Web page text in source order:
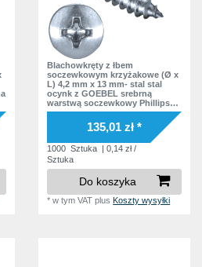
Blachowkręty z łbem
soczewkowym krzyżakowe (Ø x
L) 4,2 mm x 13 mm- stal stal
ocynk z GOEBEL srebrną
warstwą soczewkowy Phillips
krzyżak Podkładka bez
podkładki DIN7981 ISO7049
Norma zakładowa
135,01 zł *
1000 Sztuka | 0,14 zł /
Sztuka
Do koszyka
*w tym VAT plusKoszty wysyłki